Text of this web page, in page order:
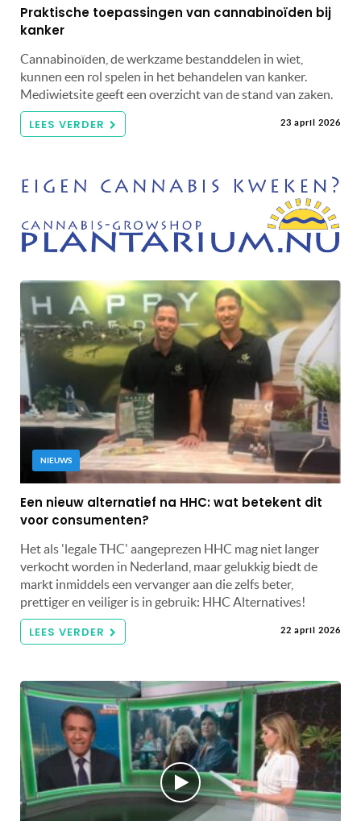
Praktische toepassingen van cannabinoïden bij
kanker
Cannabinoïden, de werkzame bestanddelen in wiet,
kunnen een rol spelen in het behandelen van kanker.
Mediwietsite geeft een overzicht van de stand van zaken.
LEES VERDER 23 april 2026
NIEUWS
Een nieuw alternatief na HHC: wat betekent dit
voor consumenten?
Het als 'legale THC' aangeprezen HHC mag niet langer
verkocht worden in Nederland, maar gelukkig biedt de
markt inmiddels een vervanger aan die zelfs beter,
prettiger en veiliger is in gebruik: HHC Alternatives!
LEES VERDER 22 april 2026